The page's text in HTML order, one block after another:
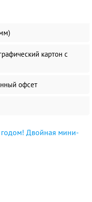
картон с
офсет
Двойная мини-